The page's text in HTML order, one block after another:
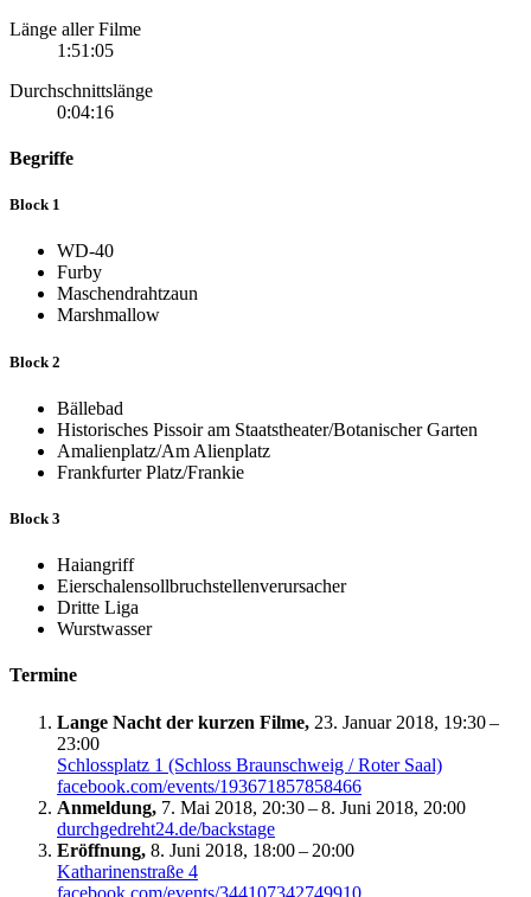
Länge aller Filme
1:51:05
Durchschnittslänge
0:04:16
Begriffe
Block 1
WD-40
Furby
Maschendrahtzaun
Marshmallow
Block 2
Bällebad
Historisches Pissoir am Staatstheater/BotanischerGarten
Amalienplatz/Am Alienplatz
FrankfurterPlatz/Frankie
Block 3
Haiangriff
Eierschalensollbruchstellenverursacher
Dritte Liga
Wurstwasser
Termine
Lange Nacht der kurzen Filme, 23. Januar 2018, 19:30 –
23:00
Schlossplatz 1 (Schloss Braunschweig / Roter Saal)
facebook.com/events/193671857858466
Anmeldung, 7. Mai 2018, 20:30 – 8. Juni 2018, 20:00
durchgedreht24.de/backstage
Eröffnung, 8. Juni 2018, 18:00 – 20:00
Katharinenstraße 4
facebook.com/events/344107342749910